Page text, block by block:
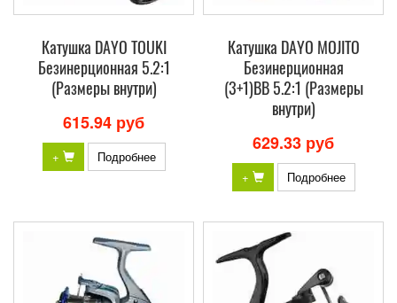
Катушка DAYO TOUKI
Безинерционная 5.2:1
(Размеры внутри)
615.94 руб
+ Подробнее
Катушка DAYO MOJITO
Безинерционная
(3+1)BB 5.2:1 (Размеры
внутри)
629.33 руб
+ Подробнее